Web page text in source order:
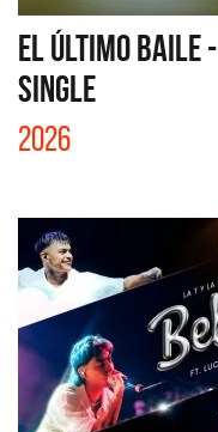
EL ÚLTIMO BAILE -
SINGLE
2026